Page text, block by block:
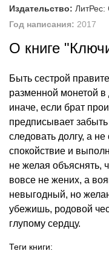
Издательство: ЛитРес:
Год написания: 2017
О книге
Быть сестрой
разменной монетой в
иначе, если брат
предписывает
следовать долгу, а
спокойствие и
не желая объяснять,
вовсе не жених, а
невыгодный, но
убежишь, родовой
глупому сердцу.
Теги книги: